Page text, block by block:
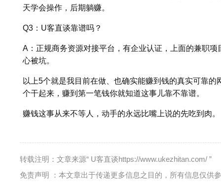
天学会操作，后期躺赚。
Q3：U客直谈靠谱吗？
A：正规商务资源对接平台，有企业认证，上面的兼职
心被坑。
以上5个就是我目前在做、也确实能赚到钱的真实可靠
个干起来，赚到第一笔钱你就知道这事儿靠不靠谱。
赚钱这事从来不等人，动手的永远比嘴上说的先吃到肉。
转载注明：文章来源“ U客直谈https://www.ukezhitan.com/ ”
免责声明 ：本文章出于传递更多信息之目的，所有信息仅供